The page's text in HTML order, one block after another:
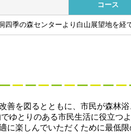
コース
四季の森センターより白山展望地を経
善を図るとともに、市民が森林
ゆとりのある市民生活に役立つ
に楽しんでいただくために最低限